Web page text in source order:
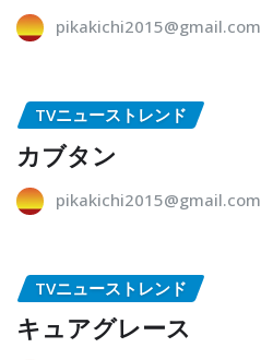
pikakichi2015@gmail.com
TVニューストレンド
カブタン
pikakichi2015@gmail.com
TVニューストレンド
キュアグレース